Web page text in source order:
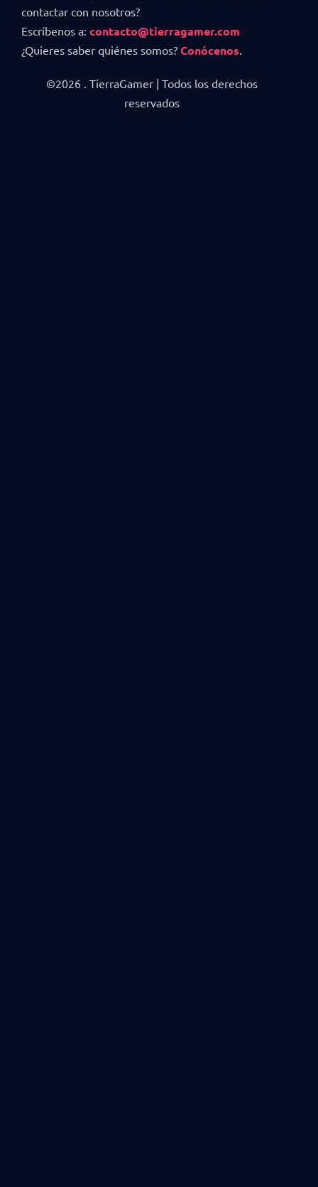
contactar con nosotros?
Escríbenos a: contacto@tierragamer.com
¿Quieres saber quiénes somos? Conócenos
©2026 . TierraGamer | Todos los derechos
reservados